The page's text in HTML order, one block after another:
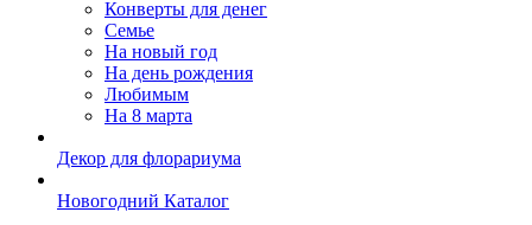
Конверты для денег
Семье
На новый год
На день рождения
Любимым
На 8 марта
Декор для флорариума
Новогодний Каталог